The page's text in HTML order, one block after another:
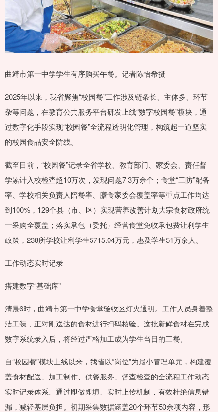
曲靖市第一中学学生有序购买午餐。记者陈怡希摄
2025年以来，我省聚焦“校园餐”工作涉及链条长、主体多、环节
杂等问题，在教育公共服务平台研发上线“数字校园餐”模块，通
过数字化手段实现“校园餐”全流程透明化管理，构筑起一道坚实
的校园食品安全防线。
截至目前，“校园餐”记录全省学校、教育部门、家委会、责任督
学累计入校检查超10万次，发现问题7.3万余个；食堂“三防”配备
率、学校相关负责人陪餐率、膳食家委会覆盖率等重点工作均达
到100%，129个县（市、区）实现营养改善计划大宗食材政府统
一采购全覆盖；落实承包（委托）经营食堂免收承包费让利学生
政策，238所学校让利学生5715.04万元，惠及学生51万余人。
工作动态实时记录
搭建数字“基础库”
清晨6时，曲靖市第一中学食堂验收区灯火通明。工作人员身着整
洁工装，正对刚送达的食材进行扫码核验。这批新鲜食材在完成
数字系统录入后，将经过严格加工成为学生当日的三餐。
自“校园餐”模块上线以来，我省以“岗位”为最小管理单元，构建覆
盖食材配送、加工制作、供餐服务、督查检查的全流程工作动态
实时记录体系。通过即做即填、实时上传机制，有效杜绝信息错
漏，减轻基层负担。初期采集数据涵盖20个环节50余项内容，形